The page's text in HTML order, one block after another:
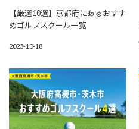
【厳選10選】京都府にあるおすす
めゴルフスクール一覧
2023-10-18